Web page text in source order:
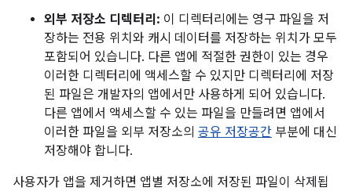
외부 저장소 디렉터리: 이 디렉터리에는 영구 파일을 저
장하는 전용 위치와 캐시 데이터를 저장하는 위치가 모두
포함되어 있습니다. 다른 앱에 적절한 권한이 있는 경우
이러한 디렉터리에 액세스할 수 있지만 디렉터리에 저장
된 파일은 개발자의 앱에서만 사용하게 되어 있습니다.
다른 앱에서 액세스할 수 있는 파일을 만들려면 앱에서
이러한 파일을 외부 저장소의 공유 저장공간 부분에 대신
저장해야 합니다.
사용자가 앱을 제거하면 앱별 저장소에 저장된 파일이 삭제됩